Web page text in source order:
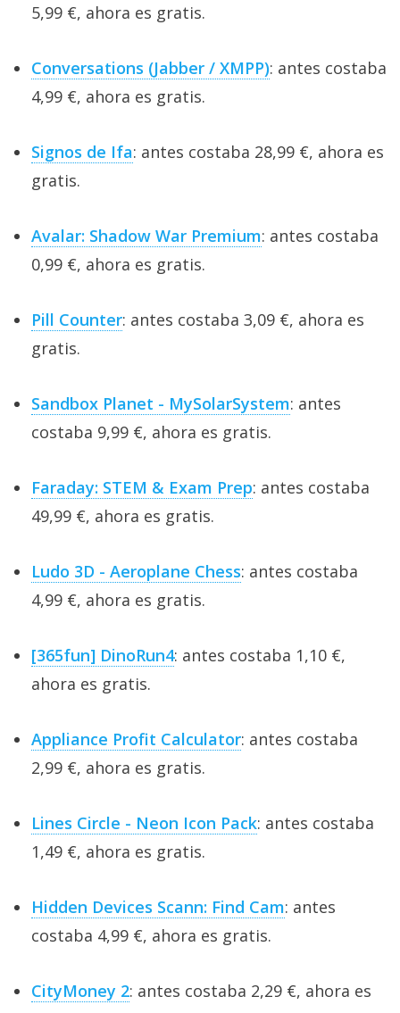
5,99 €, ahora es gratis.
Conversations (Jabber / XMPP): antes costaba
4,99 €, ahora es gratis.
Signos de Ifa: antes costaba 28,99 €, ahora es
gratis.
Avalar: Shadow War Premium: antes costaba
0,99 €, ahora es gratis.
Pill Counter: antes costaba 3,09 €, ahora es
gratis.
Sandbox Planet - MySolarSystem: antes
costaba 9,99 €, ahora es gratis.
Faraday: STEM & Exam Prep: antes costaba
49,99 €, ahora es gratis.
Ludo 3D - Aeroplane Chess: antes costaba
4,99 €, ahora es gratis.
[365fun] DinoRun4: antes costaba 1,10 €,
ahora es gratis.
Appliance Profit Calculator: antes costaba
2,99 €, ahora es gratis.
Lines Circle - Neon Icon Pack: antes costaba
1,49 €, ahora es gratis.
Hidden Devices Scann: Find Cam: antes
costaba 4,99 €, ahora es gratis.
CityMoney 2: antes costaba 2,29 €, ahora es